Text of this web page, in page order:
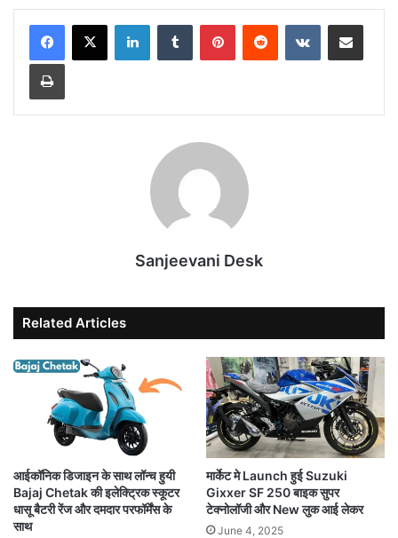
LinkedInTumblr PinterestReddit VKontakteShare via Email
Print
Sanjeevani Desk
Related Articles
आईकॉनिक डिजाइन के साथ लॉन्च हुयी
Bajaj Chetak की इलेक्ट्रिक स्कूटर
धासू बैटरी रेंज और दमदार परफॉर्मेंस के
साथ
मार्केट मे Launch हुई Suzuki
Gixxer SF 250 बाइक सुपर
टेक्नोलॉजी और New लुक आई लेकर
June 4, 2025